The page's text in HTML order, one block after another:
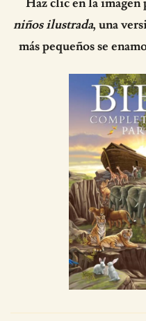
Haz clic en la imagen
niños ilustrada, una
más pequeños se